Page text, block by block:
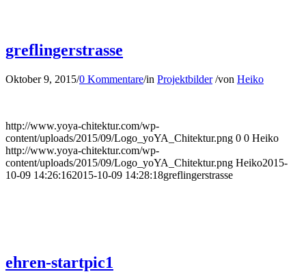
greflingerstrasse
Oktober 9, 2015/0 Kommentare/in Projektbilder /von Heiko
http://www.yoya-chitektur.com/wp-
content/uploads/2015/09/Logo_yoYA_Chitektur.png 0 0 Heiko
http://www.yoya-chitektur.com/wp-
content/uploads/2015/09/Logo_yoYA_Chitektur.png Heiko2015-
10-09 14:26:162015-10-09 14:28:18greflingerstrasse
ehren-startpic1